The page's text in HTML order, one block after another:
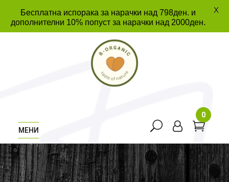
МЕНИ
0
Бесплатна испорака за нарачки над 798ден. и
дополнителни 10% попуст за нарачки над 2000ден.
X